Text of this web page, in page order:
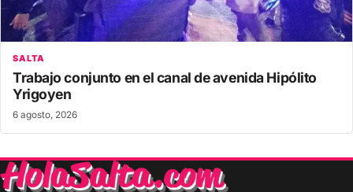
SALTA
Trabajo conjunto en el canal de avenida Hipólito
Yrigoyen
6 agosto, 2026